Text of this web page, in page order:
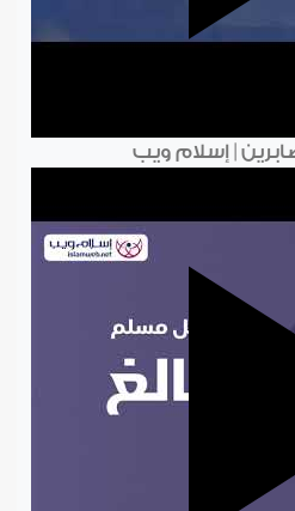
| إسلام ويب